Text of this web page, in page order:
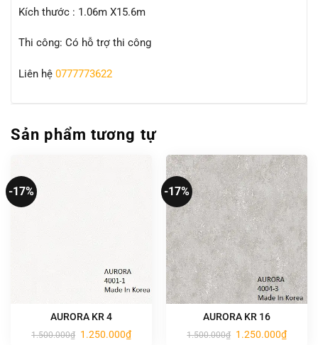
Kích thước : 1.06m X15.6m
Thi công: Có hỗ trợ thi công
Liên hệ 0777773622
Sản phẩm tương tự
-17%
AURORA KR 4
1.500.000₫ Giá
1.250.000₫Giá
hiện
-17%
AURORA KR 16
1.500.000₫ Giá
1.250.000₫Giá
hiện